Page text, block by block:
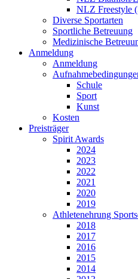
NLZ Freestyle
Diverse Sportarten
Sportliche Betreuung
Medizinische
Anmeldung
Anmeldung
Schule
Sport
Kunst
Kosten
Preisträger
Spirit Awards
2024
2023
2022
2021
2020
2019
Athletenehrung
2018
2017
2016
2015
2014